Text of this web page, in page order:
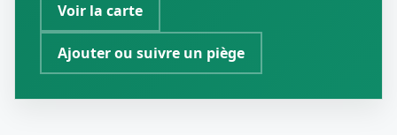
Voir la carte
Ajouter ou suivre un piège